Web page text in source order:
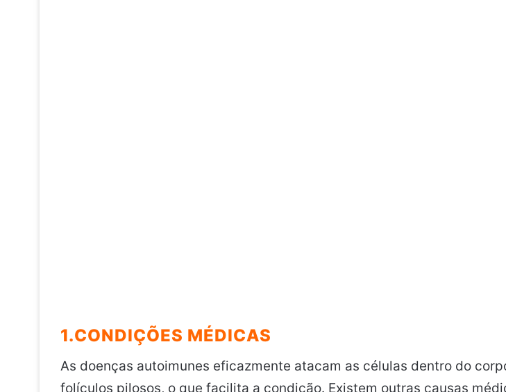
1.CONDIÇÕES MÉDICAS
As doenças autoimunes eficazmente atacam as células dentro do
folículos pilosos, o que facilita a condição. Existem outras causas